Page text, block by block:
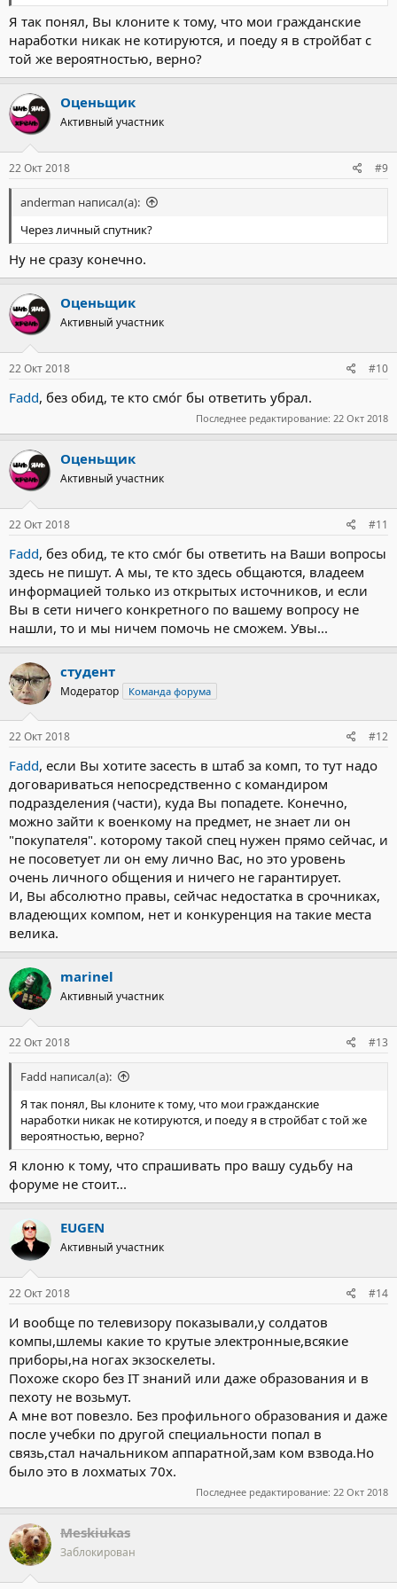
Я так понял, Вы клоните к тому, что мои гражданские
наработки никак не котируются, и поеду я в стройбат с
той же вероятностью, верно?
Оценьщик
Активный участник
22 Окт 2018 #9
anderman написал(а):
Через личный спутник?
Ну не сразу конечно.
Оценьщик
Активный участник
22 Окт 2018 #10
Fadd, без обид, те кто смо́г бы ответить убрал.
Последнее редактирование: 22 Окт 2018
Оценьщик
Активный участник
22 Окт 2018 #11
Fadd, без обид, те кто смо́г бы ответить на Ваши вопросы
здесь не пишут. А мы, те кто здесь общаются, владеем
информацией только из открытых источников, и если
Вы в сети ничего конкретного по вашему вопросу не
нашли, то и мы ничем помочь не сможем. Увы...
студент
Модератор Команда форума
22 Окт 2018 #12
Fadd, если Вы хотите засесть в штаб за комп, то тут надо
договариваться непосредственно с командиром
подразделения (части), куда Вы попадете. Конечно,
можно зайти к военкому на предмет, не знает ли он
"покупателя". которому такой спец нужен прямо сейчас, и
не посоветует ли он ему лично Вас, но это уровень
очень личного общения и ничего не гарантирует.
И, Вы абсолютно правы, сейчас недостатка в срочниках,
владеющих компом, нет и конкуренция на такие места
велика.
marinel
Активный участник
22 Окт 2018 #13
Fadd написал(а):
Я так понял, Вы клоните к тому, что мои гражданские
наработки никак не котируются, и поеду я в стройбат с той же
вероятностью, верно?
Я клоню к тому, что спрашивать про вашу судьбу на
форуме не стоит...
EUGEN
Активный участник
22 Окт 2018 #14
И вообще по телевизору показывали,у солдатов
компы,шлемы какие то крутые электронные,всякие
приборы,на ногах экзоскелеты.
Похоже скоро без IT знаний или даже образования и в
пехоту не возьмут.
А мне вот повезло. Без профильного образования и даже
после учебки по другой специальности попал в
связь,стал начальником аппаратной,зам ком взвода.Но
было это в лохматых 70х.
Последнее редактирование: 22 Окт 2018
Meskiukas
Заблокирован